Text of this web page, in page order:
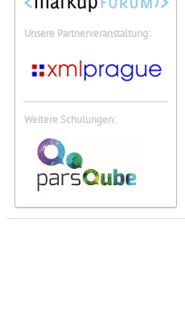
Unsere Partnerveranstaltung:
Weitere Schulungen: